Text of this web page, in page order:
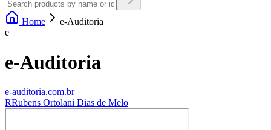
Home
e-Auditoria
e
e-Auditoria
e-auditoria.com.br
RRubens Ortolani Dias de Melo